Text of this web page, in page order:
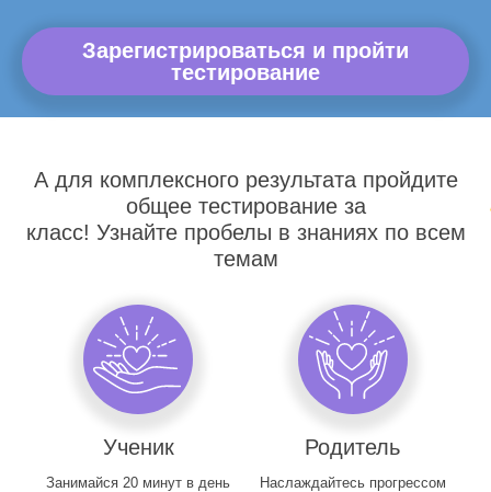
Зарегистрироваться и пройти
тестирование
А для комплексного результата пройдите
общее тестирование за
класс! Узнайте пробелы в знаниях по всем
темам
Ученик
Занимайся 20 минут в день
Родитель
Наслаждайтесь прогрессом